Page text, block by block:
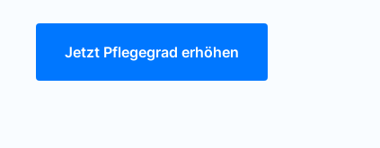
Jetzt Pflegegrad erhöhen